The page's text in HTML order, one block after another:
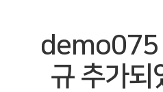
demo075
규 추가되